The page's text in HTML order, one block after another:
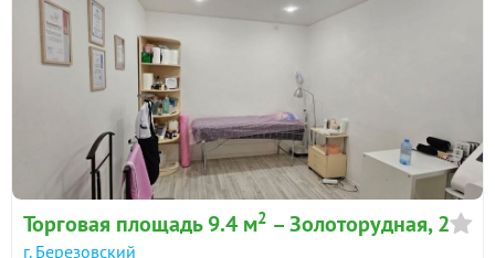
Показать всю историю: 22 предложения →
Торговая площадь 9.4 м2 – Золоторудная, 2
г. Березовский